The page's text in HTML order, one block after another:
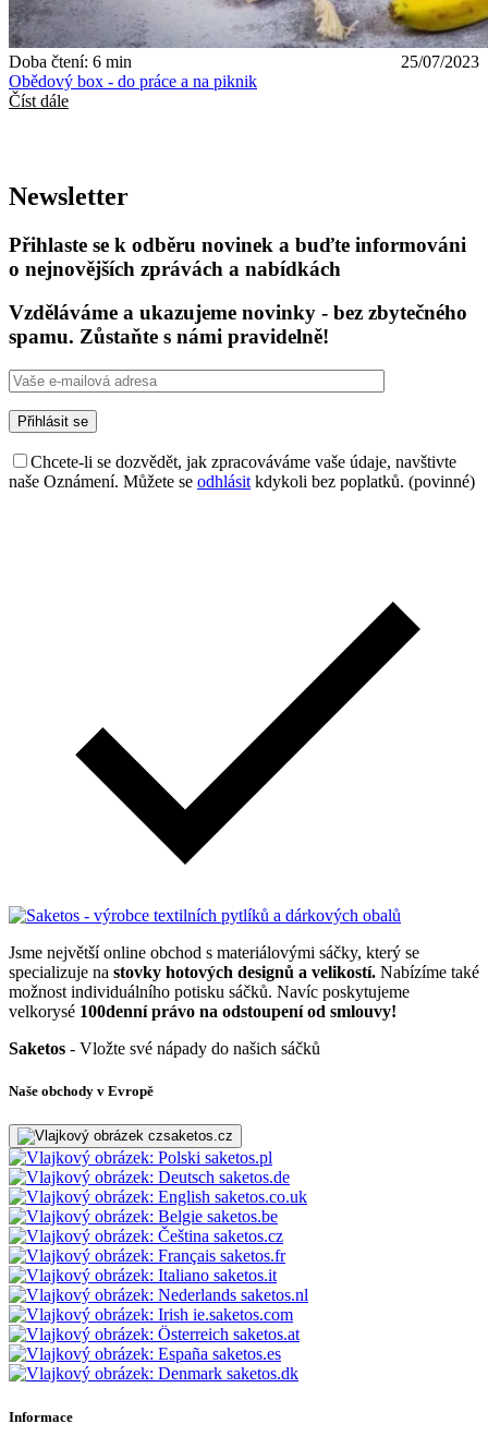
Doba čtení: 6 min
25/07/2023
Obědový box - do práce a na piknik
Číst dále
Newsletter
Přihlaste se k odběru novinek a buďte informováni
o nejnovějších zprávách a nabídkách
Vzděláváme a ukazujeme novinky - bez zbytečného
spamu. Zůstaňte s námi pravidelně!
Chcete-li se dozvědět, jak zpracováváme vaše údaje, navštivte
naše Oznámení. Můžete se odhlásit kdykoli bez poplatků. (povinné)
Jsme největší online obchod s materiálovými sáčky, který se
specializuje na stovky hotových designů a velikostí. Nabízíme také
možnost individuálního potisku sáčků. Navíc poskytujeme
velkorysé 100denní právo na odstoupení od smlouvy!
Saketos - Vložte své nápady do našich sáčků
Naše obchody v Evropě
saketos.cz
saketos.pl
saketos.de
saketos.co.uk
saketos.be
saketos.cz
saketos.fr
saketos.it
saketos.nl
ie.saketos.com
saketos.at
saketos.es
saketos.dk
Informace